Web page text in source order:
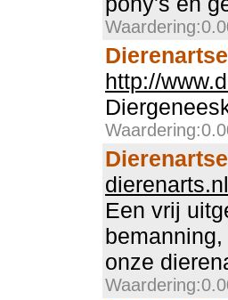
http://
dierenarts.nl
Een vrij
onze